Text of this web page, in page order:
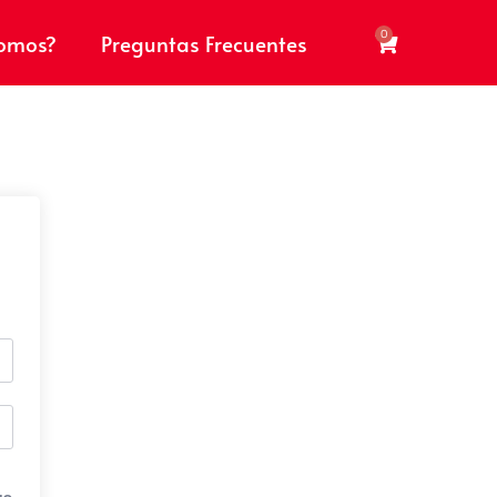
Preguntas Frecuentes 0